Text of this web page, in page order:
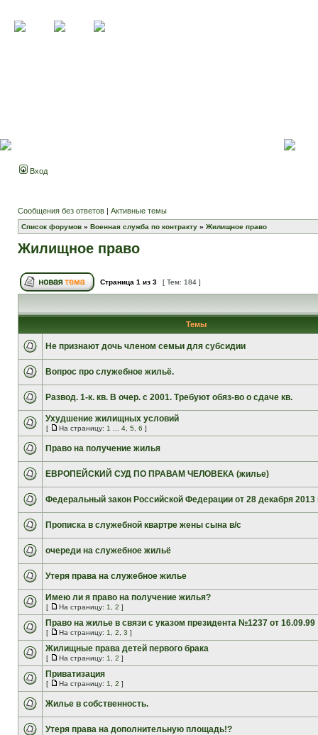
Вход
Сообщения без ответов | Активные темы
Список форумов » Военная служба по контракту » Жилищное право
Жилищное право
Страница 1 из 3 [ Тем: 184 ]
Темы
Не признают дочь членом семьи для субсидии
Вопрос про служебное жильё.
Развод. 1-к. кв. В очер. с 2001. Требуют обяз-во о сдаче кв.
Ухудшение жилищных условий
[ На страницу: 1 4 5 6 ]
Право на получение жилья
ЕВРОПЕЙСКИЙ СУД ПО ПРАВАМ ЧЕЛОВЕКА (жилье)
Федеральный закон Российской Федерации от 28 декабря 2013
Прописка в служебной квартре жены сына в/с
очереди на служебное жильё
Утеря права на служебное жилье
Имею ли я право на получение жилья?
[ На страницу: 1 2 ]
Право на жилье в связи с указом президента №1237 от 16.09.99
[ На страницу: 1 2 3 ]
Жилищные права детей первого брака
[ На страницу: 1 2 ]
Приватизация
[ На страницу: 1 2 ]
Жилье в собственность.
Утеря права на дополнительную площадь!?